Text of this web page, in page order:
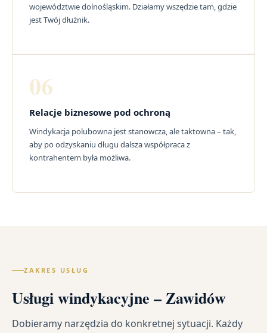
województwie dolnośląskim. Działamy wszędzie tam, gdzie
jest Twój dłużnik.
06
Relacje biznesowe pod ochroną
Windykacja polubowna jest stanowcza, ale taktowna – tak,
aby po odzyskaniu długu dalsza współpraca z
kontrahentem była możliwa.
ZAKRES USŁUG
Usługi windykacyjne – Zawidów
Dobieramy narzędzia do konkretnej sytuacji. Każdy